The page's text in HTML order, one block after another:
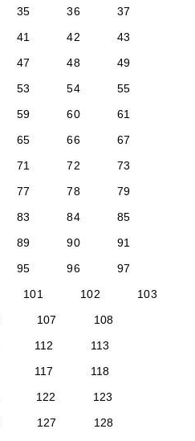
35 36
37
41 42
43
47 48
49
53 54
55
59 60
61
65 66
67
71 72
73
77 78
79
83 84
85
89 90
91
95 96
97
101 102
103
107
108
112
113
117
118
122
123
127
128